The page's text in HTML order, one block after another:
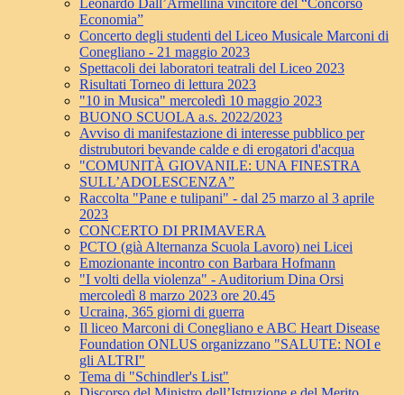
Leonardo Dall’Armellina vincitore del “Concorso
Economia”
Concerto degli studenti del Liceo Musicale Marconi di
Conegliano - 21 maggio 2023
Spettacoli dei laboratori teatrali del Liceo 2023
Risultati Torneo di lettura 2023
"10 in Musica" mercoledì 10 maggio 2023
BUONO SCUOLA a.s. 2022/2023
Avviso di manifestazione di interesse pubblico per
distrubutori bevande calde e di erogatori d'acqua
"COMUNITÀ GIOVANILE: UNA FINESTRA
SULL’ADOLESCENZA”
Raccolta "Pane e tulipani" - dal 25 marzo al 3 aprile
2023
CONCERTO DI PRIMAVERA
PCTO (già Alternanza Scuola Lavoro) nei Licei
Emozionante incontro con Barbara Hofmann
"I volti della violenza" - Auditorium Dina Orsi
mercoledì 8 marzo 2023 ore 20.45
Ucraina, 365 giorni di guerra
Il liceo Marconi di Conegliano e ABC Heart Disease
Foundation ONLUS organizzano "SALUTE: NOI e
gli ALTRI"
Tema di "Schindler's List"